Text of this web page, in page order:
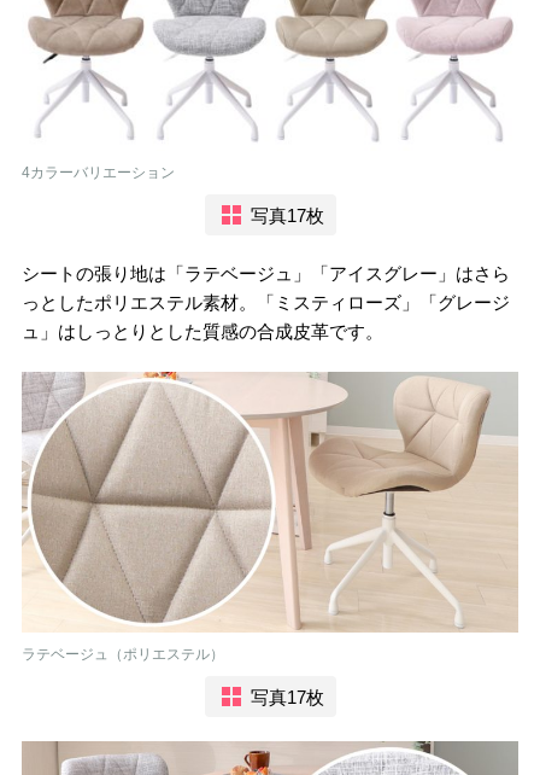
4カラーバリエーション
写真17枚
シートの張り地は「ラテベージュ」「アイスグレー」はさら
っとしたポリエステル素材。「ミスティローズ」「グレージ
ュ」はしっとりとした質感の合成皮革です。
ラテベージュ（ポリエステル）
写真17枚